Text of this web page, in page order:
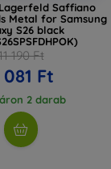
Saffiano
S26 black
190 Ft
Ft
2 darab